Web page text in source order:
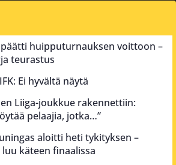
huipputurnauksen voittoon –
teurastus
Ei hyvältä näytä
Liiga-joukkue rakennettiin:
pelaajia, jotka…”
aloitti heti tykityksen –
käteen finaalissa